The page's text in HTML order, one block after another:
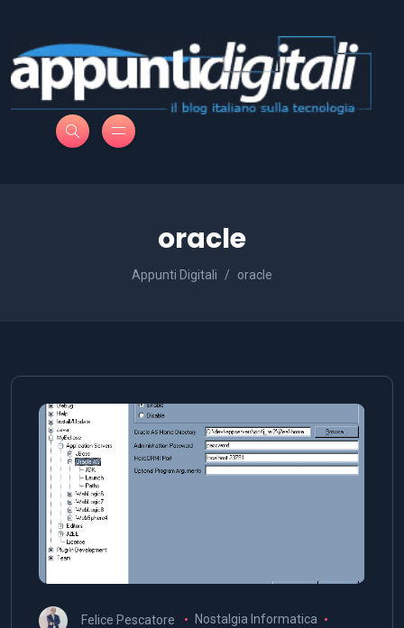
oracle
Appunti Digitali oracle
Felice Pescatore
Nostalgia Informatica